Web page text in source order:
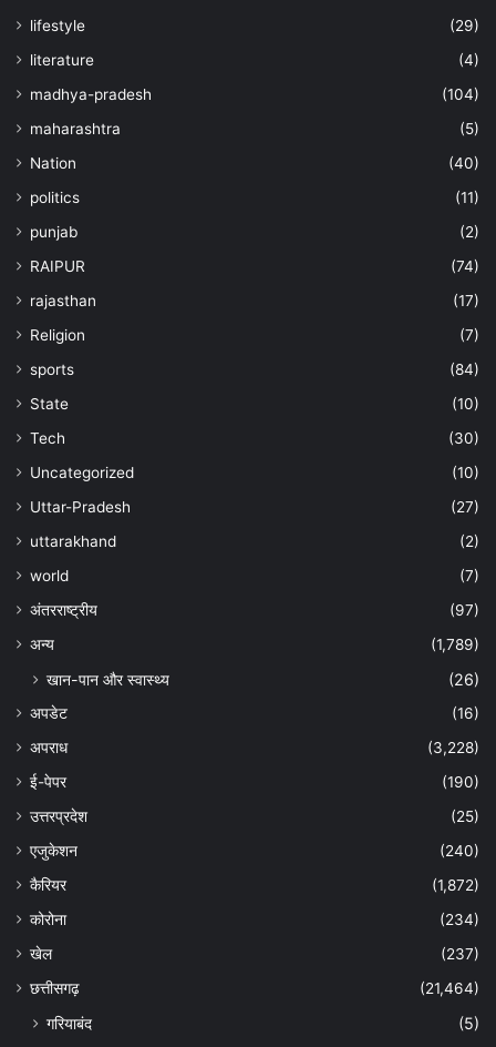
lifestyle
(29)
literature
(4)
madhya-pradesh
(104)
maharashtra
(5)
Nation
(40)
politics
(11)
punjab
(2)
RAIPUR
(74)
rajasthan
(17)
Religion
(7)
sports
(84)
State
(10)
Tech
(30)
Uncategorized
(10)
Uttar-Pradesh
(27)
uttarakhand
(2)
world
(7)
अंतरराष्ट्रीय
(97)
अन्‍य
(1,789)
खान-पान और स्वास्थ्य (26)
अपडेट
(16)
अपराध
(3,228)
ई-पेपर
(190)
उत्तरप्रदेश
(25)
एजुकेशन
(240)
कैरियर
(1,872)
कोरोना
(234)
खेल
(237)
छत्तीसगढ़
(21,464)
गरियाबंद
(5)